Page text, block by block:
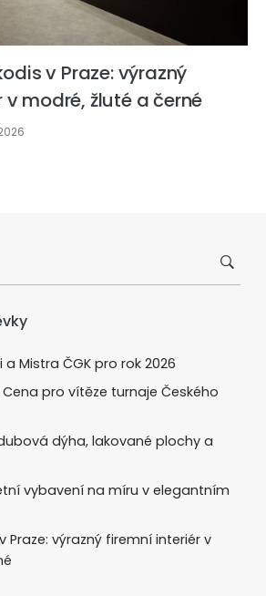
v Praze: výrazný
modré, žluté a černé
Mistra ČGK pro rok 2026
pro vítěze turnaje Českého
dýha, lakované plochy a
vybavení na míru v elegantním
Praze: výrazný firemní interiér v